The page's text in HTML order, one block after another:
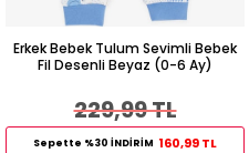
Erkek Bebek Tulum Sevimli Bebek
Fil Desenli Beyaz (0-6 Ay)
229,99 TL
Sepette %30 İNDİRİM 160,99 TL